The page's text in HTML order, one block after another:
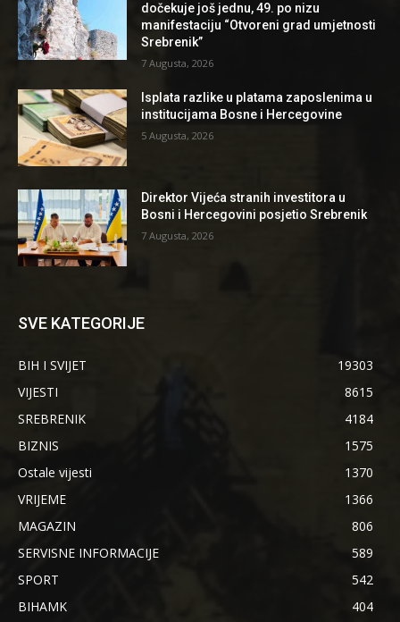
dočekuje još jednu, 49. po nizu
manifestaciju “Otvoreni grad umjetnosti
Srebrenik”
7 Augusta, 2026
Isplata razlike u platama zaposlenima u
institucijama Bosne i Hercegovine
5 Augusta, 2026
Direktor Vijeća stranih investitora u
Bosni i Hercegovini posjetio Srebrenik
7 Augusta, 2026
SVE KATEGORIJE
BIH I SVIJET
19303
VIJESTI
8615
SREBRENIK
4184
BIZNIS
1575
Ostale vijesti
1370
VRIJEME
1366
MAGAZIN
806
SERVISNE INFORMACIJE
589
SPORT
542
BIHAMK
404